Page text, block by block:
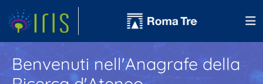
Benvenuti nell'Anagrafe della